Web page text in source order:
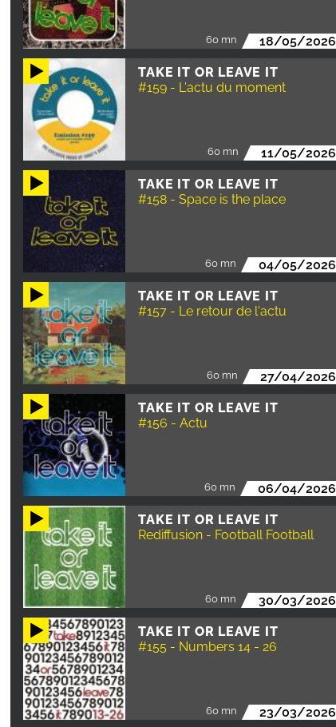
60 mn 18/05/2026
TAKE IT OR LEAVE IT
#159 - L'actu du moment
60 mn 11/05/2026
TAKE IT OR LEAVE IT
#158 - Space is the place
60 mn 04/05/2026
TAKE IT OR LEAVE IT
#157 - Le retour de l'actu
60 mn 27/04/2026
TAKE IT OR LEAVE IT
#156 - Actu
60 mn 06/04/2026
TAKE IT OR LEAVE IT
Rediffusion - Football Football
60 mn 30/03/2026
TAKE IT OR LEAVE IT
#155 - Numbers 14 - 26
60 mn 23/03/2026